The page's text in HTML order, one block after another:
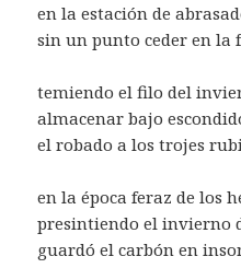
en la estación de
sin un punto ceder en la
temiendo el filo del
almacenar bajo
el robado a los trojes
en la época feraz de los
presintiendo el invierno
guardó el carbón en